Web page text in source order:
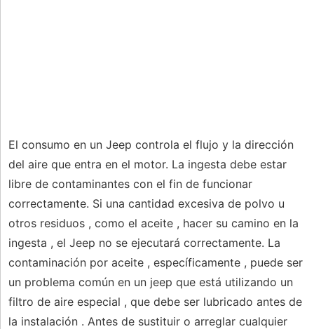
El consumo en un Jeep controla el flujo y la dirección
del aire que entra en el motor. La ingesta debe estar
libre de contaminantes con el fin de funcionar
correctamente. Si una cantidad excesiva de polvo u
otros residuos , como el aceite , hacer su camino en la
ingesta , el Jeep no se ejecutará correctamente. La
contaminación por aceite , específicamente , puede ser
un problema común en un jeep que está utilizando un
filtro de aire especial , que debe ser lubricado antes de
la instalación . Antes de sustituir o arreglar cualquier